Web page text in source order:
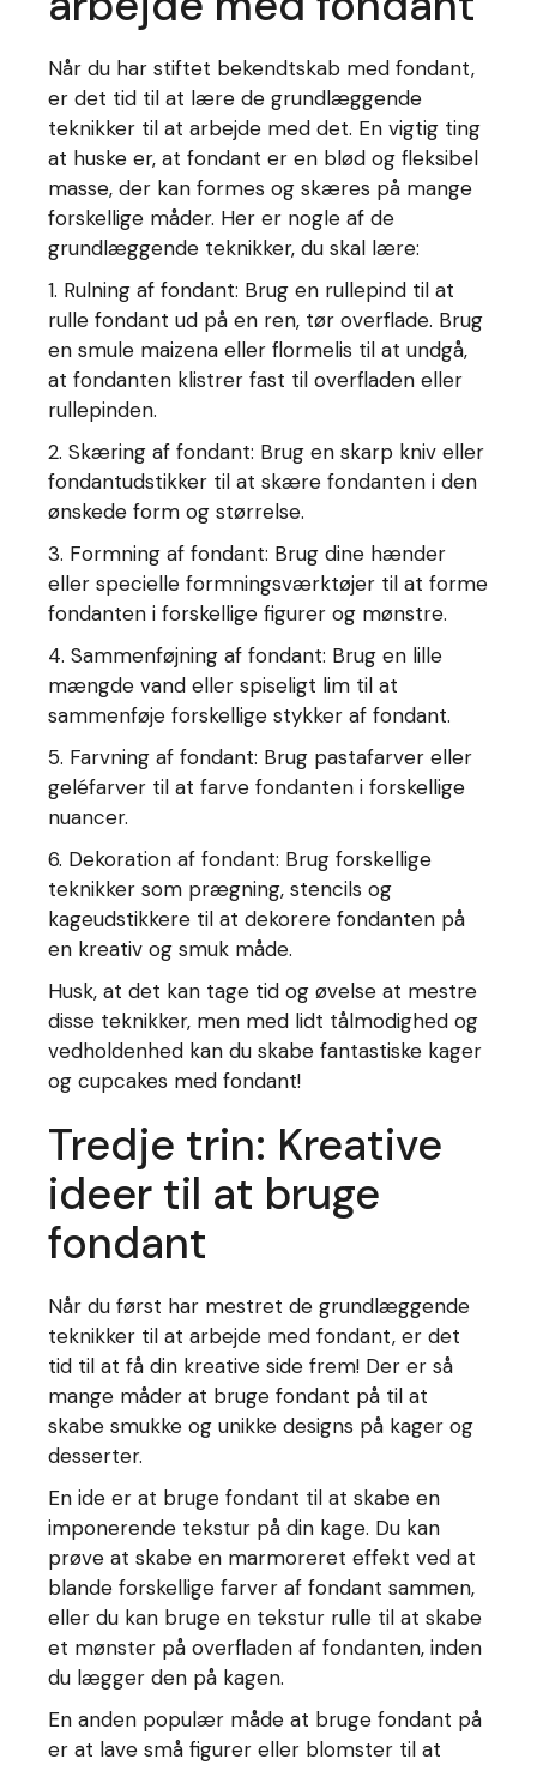
Når du har stiftet bekendtskab med fondant,
er det tid til at lære de grundlæggende
teknikker til at arbejde med det. En vigtig ting
at huske er, at fondant er en blød og fleksibel
masse, der kan formes og skæres på mange
forskellige måder. Her er nogle af de
grundlæggende teknikker, du skal lære:
1. Rulning af fondant: Brug en rullepind til at
rulle fondant ud på en ren, tør overflade. Brug
en smule maizena eller flormelis til at undgå,
at fondanten klistrer fast til overfladen eller
rullepinden.
2. Skæring af fondant: Brug en skarp kniv eller
fondantudstikker til at skære fondanten i den
ønskede form og størrelse.
3. Formning af fondant: Brug dine hænder
eller specielle formningsværktøjer til at forme
fondanten i forskellige figurer og mønstre.
4. Sammenføjning af fondant: Brug en lille
mængde vand eller spiseligt lim til at
sammenføje forskellige stykker af fondant.
5. Farvning af fondant: Brug pastafarver eller
geléfarver til at farve fondanten i forskellige
nuancer.
6. Dekoration af fondant: Brug forskellige
teknikker som prægning, stencils og
kageudstikkere til at dekorere fondanten på
en kreativ og smuk måde.
Husk, at det kan tage tid og øvelse at mestre
disse teknikker, men med lidt tålmodighed og
vedholdenhed kan du skabe fantastiske kager
og cupcakes med fondant!
Tredje trin: Kreative
ideer til at bruge
fondant
Når du først har mestret de grundlæggende
teknikker til at arbejde med fondant, er det
tid til at få din kreative side frem! Der er så
mange måder at bruge fondant på til at
skabe smukke og unikke designs på kager og
desserter.
En ide er at bruge fondant til at skabe en
imponerende tekstur på din kage. Du kan
prøve at skabe en marmoreret effekt ved at
blande forskellige farver af fondant sammen,
eller du kan bruge en tekstur rulle til at skabe
et mønster på overfladen af fondanten, inden
du lægger den på kagen.
En anden populær måde at bruge fondant på
er at lave små figurer eller blomster til at